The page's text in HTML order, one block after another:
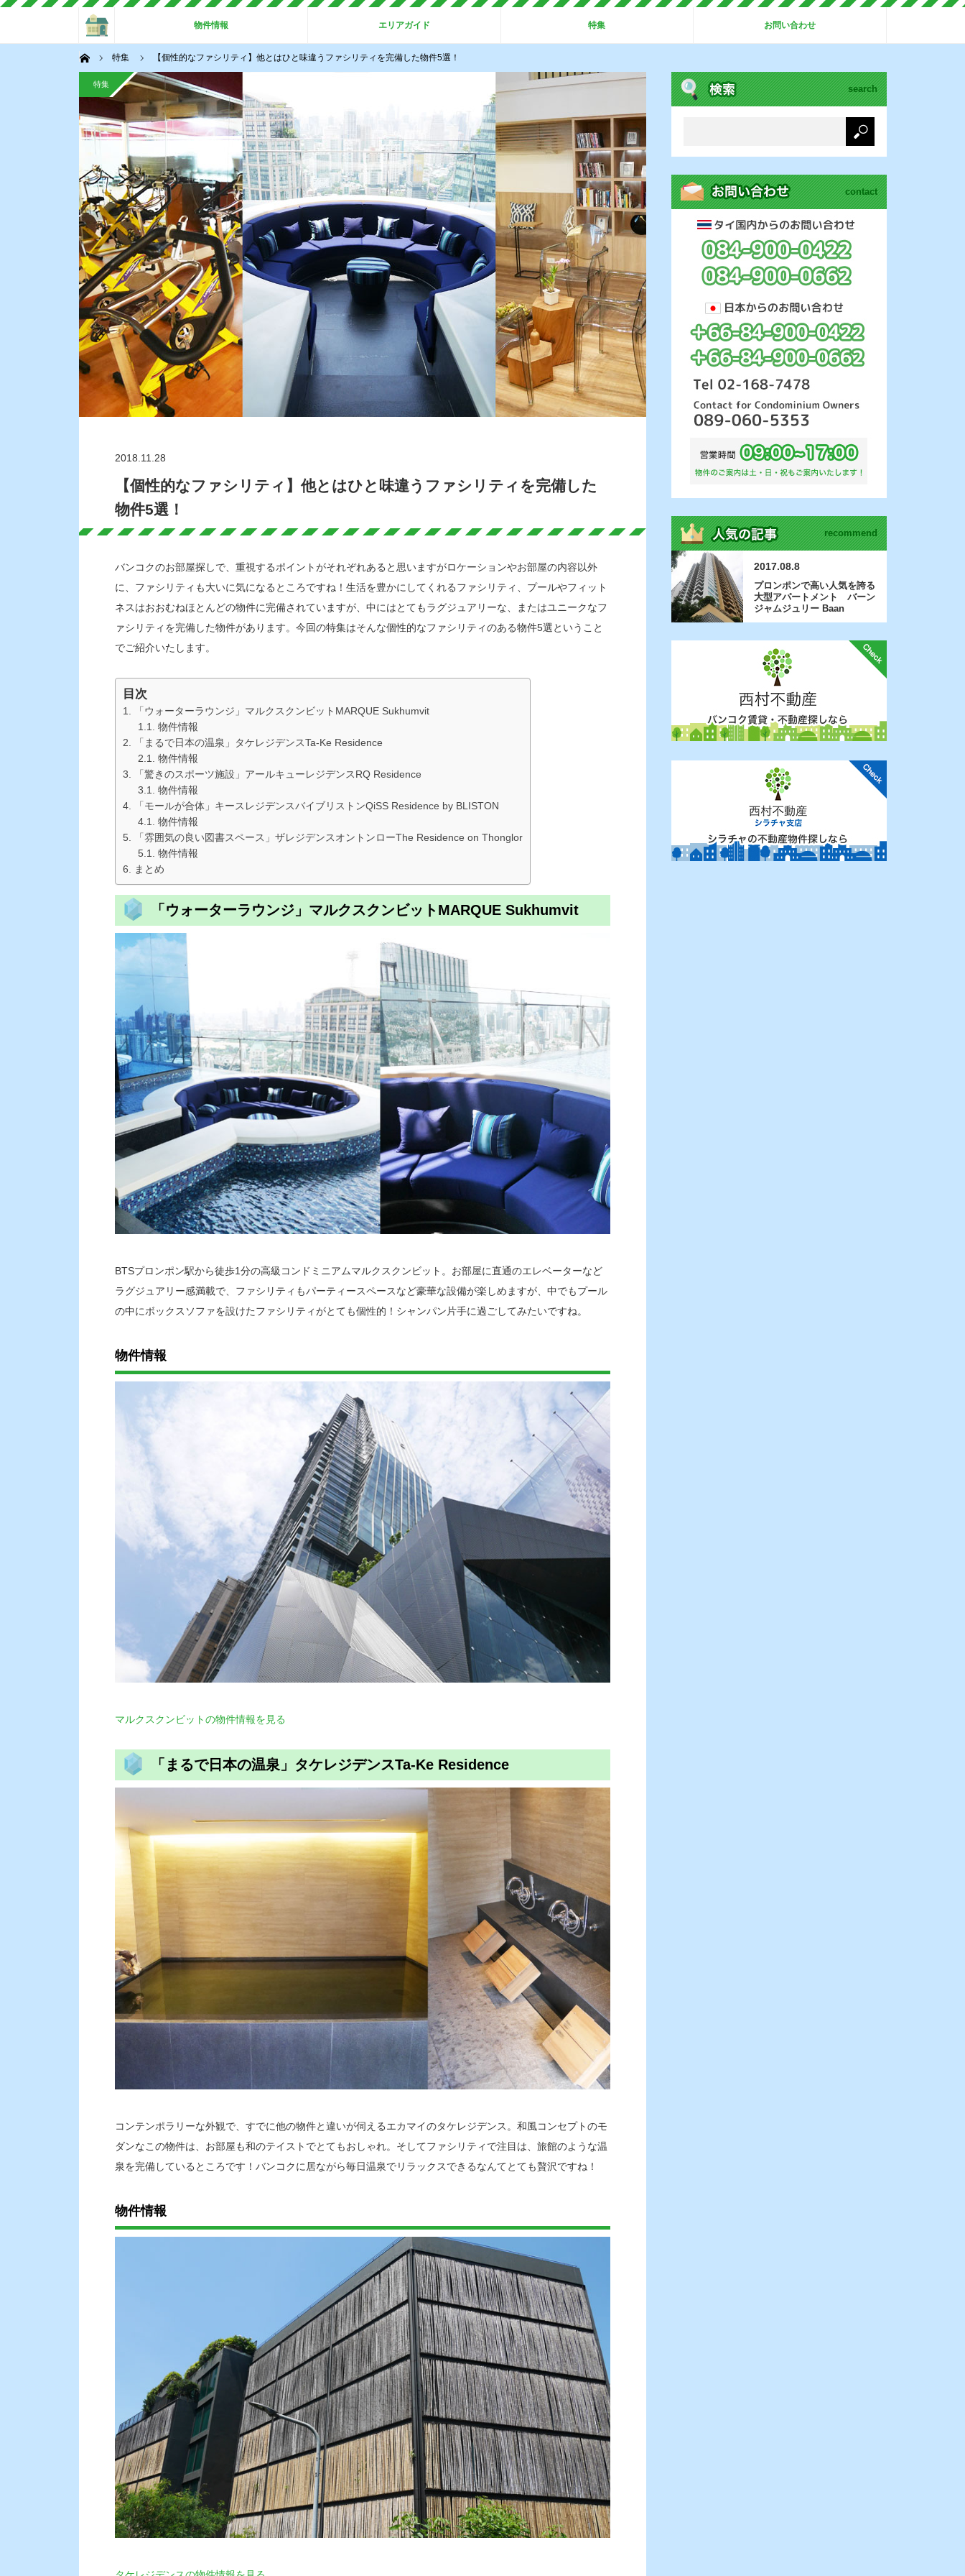
物件情報 エリアガイド 特集 お問い合わせ
ホーム 特集 【個性的なファシリティ】他とはひと味違うファシリティを完備した物件5選！
特集
2018.11.28
【個性的なファシリティ】他とはひと味違うファシリティを完備した
物件5選！
バンコクのお部屋探しで、重視するポイントがそれぞれあると思いますがロケーションやお部屋の内容以外
に、ファシリティも大いに気になるところですね！生活を豊かにしてくれるファシリティ、プールやフィット
ネスはおおむねほとんどの物件に完備されていますが、中にはとてもラグジュアリーな、またはユニークなフ
ァシリティを完備した物件があります。今回の特集はそんな個性的なファシリティのある物件5選ということ
でご紹介いたします。
目次
「ウォーターラウンジ」マルクスクンビットMARQUE Sukhumvit
物件情報
「まるで日本の温泉」タケレジデンスTa-Ke Residence
物件情報
「驚きのスポーツ施設」アールキューレジデンスRQ Residence
物件情報
「モールが合体」キースレジデンスバイブリストンQiSS Residence by BLISTON
物件情報
「雰囲気の良い図書スペース」ザレジデンスオントンローThe Residence on Thonglor
物件情報
まとめ
「ウォーターラウンジ」マルクスクンビットMARQUE Sukhumvit
BTSプロンポン駅から徒歩1分の高級コンドミニアムマルクスクンビット。お部屋に直通のエレベーターなど
ラグジュアリー感満載で、ファシリティもパーティースペースなど豪華な設備が楽しめますが、中でもプール
の中にボックスソファを設けたファシリティがとても個性的！シャンパン片手に過ごしてみたいですね。
物件情報
マルクスクンビットの物件情報を見る
「まるで日本の温泉」タケレジデンスTa-Ke Residence
コンテンポラリーな外観で、すでに他の物件と違いが伺えるエカマイのタケレジデンス。和風コンセプトのモ
ダンなこの物件は、お部屋も和のテイストでとてもおしゃれ。そしてファシリティで注目は、旅館のような温
泉を完備しているところです！バンコクに居ながら毎日温泉でリラックスできるなんてとても贅沢ですね！
物件情報
search
contact
recommend
2017.08.8
プロンポンで高い人気を誇る
大型アパートメント バーン
ジャムジュリー Baan
Jamjuree